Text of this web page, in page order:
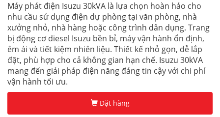
Máy phát điện Isuzu 30kVA là lựa chọn hoàn hảo cho
nhu cầu sử dụng điện dự phòng tại văn phòng, nhà
xưởng nhỏ, nhà hàng hoặc công trình dân dụng. Trang
bị động cơ diesel Isuzu bền bỉ, máy vận hành ổn định,
êm ái và tiết kiệm nhiên liệu. Thiết kế nhỏ gọn, dễ lắp
đặt, phù hợp cho cả không gian hạn chế. Isuzu 30kVA
mang đến giải pháp điện năng đáng tin cậy với chi phí
vận hành tối ưu.
Đặt hàng